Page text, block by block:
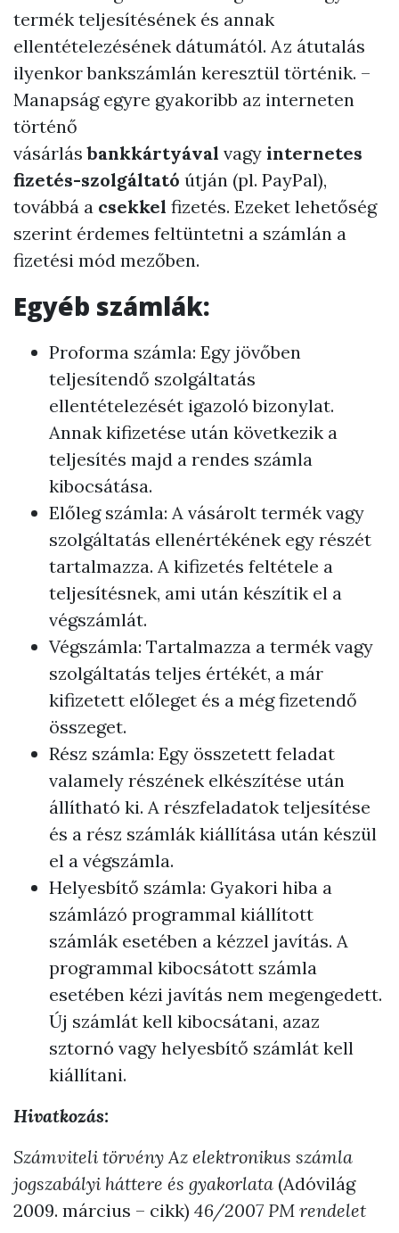
termék teljesítésének és annak
ellentételezésének dátumától. Az átutalás
ilyenkor bankszámlán keresztül történik. –
Manapság egyre gyakoribb az interneten
történő
vásárlásbankkártyával vagy internetes
fizetés-szolgáltató útján (pl. PayPal),
továbbá a csekkel fizetés. Ezeket lehetőség
szerint érdemes feltüntetni a számlán a
fizetési mód mezőben.
Egyéb számlák:
Proforma számla: Egy jövőben
teljesítendő szolgáltatás
ellentételezését igazoló bizonylat.
Annak kifizetése után következik a
teljesítés majd a rendes számla
kibocsátása.
Előleg számla: A vásárolt termék vagy
szolgáltatás ellenértékének egy részét
tartalmazza. A kifizetés feltétele a
teljesítésnek, ami után készítik el a
végszámlát.
Végszámla: Tartalmazza a termék vagy
szolgáltatás teljes értékét, a már
kifizetett előleget és a még fizetendő
összeget.
Rész számla: Egy összetett feladat
valamely részének elkészítése után
állítható ki. A részfeladatok teljesítése
és a rész számlák kiállítása után készül
el a végszámla.
Helyesbítő számla: Gyakori hiba a
számlázó programmal kiállított
számlák esetében a kézzel javítás. A
programmal kibocsátott számla
esetében kézi javítás nem megengedett.
Új számlát kell kibocsátani, azaz
sztornó vagy helyesbítő számlát kell
kiállítani.
Hivatkozás:
Számviteli törvényAz elektronikus számla
jogszabályi háttere és gyakorlata (Adóvilág
2009. március – cikk) 46/2007 PM rendelet